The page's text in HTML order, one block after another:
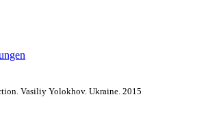
Vasiliy Yolokhov. Ukraine. 2015